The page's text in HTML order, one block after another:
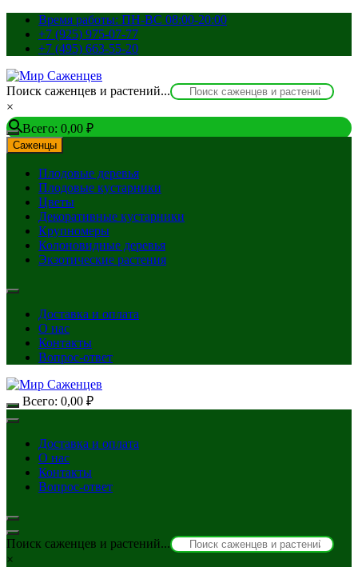
Перейти
содержимому
Время работы: ПН-ВС 08:00-20:00
+7 (925) 975-07-77
+7 (495) 663-55-20
Поиск саженцев и растений...
×
Всего: 0,00 ₽
Саженцы
Плодовые деревья
Плодовые кустарники
Цветы
Декоративные кустарники
Крупномеры
Колоновидные деревья
Экзотические растения
Доставка и оплата
О нас
Контакты
Вопрос-ответ
Всего: 0,00 ₽
Доставка и оплата
О нас
Контакты
Вопрос-ответ
Поиск саженцев и растений...
×